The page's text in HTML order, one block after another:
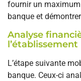
fournir un
banque et
Analyse
L’étape suivante
banque. Ceux-ci